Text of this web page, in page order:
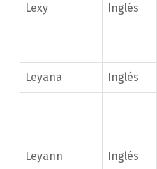
Lexy Inglés
Leyana Inglés
Leyann Inglés